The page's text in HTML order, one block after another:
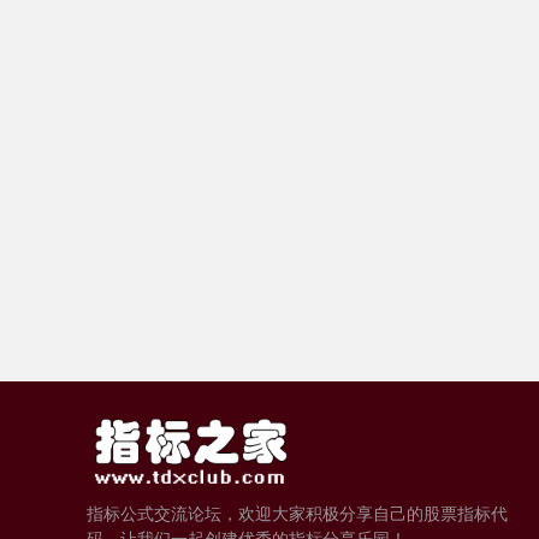
指标公式交流论坛，欢迎大家积极分享自己的股票指标代